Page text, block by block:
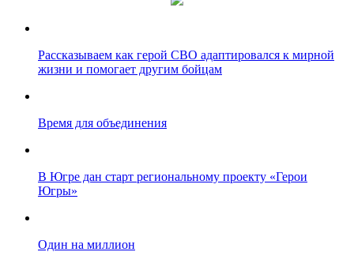
Рассказываем как герой СВО адаптировался к мирной
жизни и помогает другим бойцам
Время для объединения
В Югре дан старт региональному проекту «Герои
Югры»
Один на миллион